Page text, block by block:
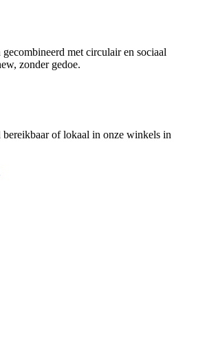
met circulair en sociaal
zonder gedoe.
of lokaal in onze winkels in